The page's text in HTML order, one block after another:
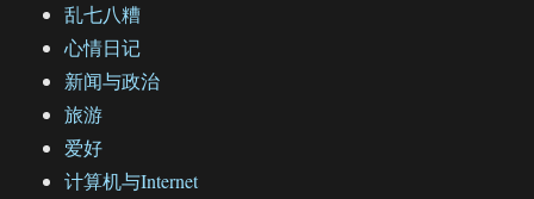
乱七八糟
心情日记
新闻与政治
旅游
爱好
计算机与Internet